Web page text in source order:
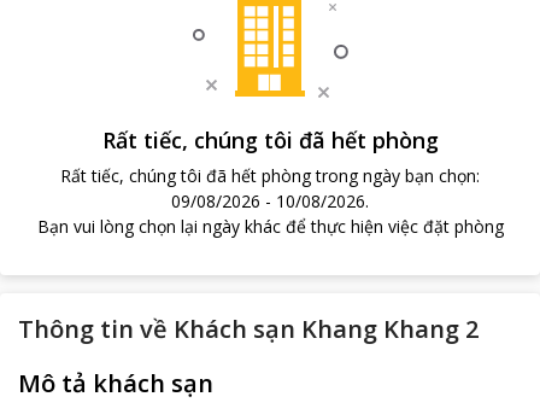
Rất tiếc, chúng tôi đã hết phòng
Rất tiếc, chúng tôi đã hết phòng trong ngày bạn chọn:
09/08/2026 - 10/08/2026.
Bạn vui lòng chọn lại ngày khác để thực hiện việc đặt phòng
Thông tin về Khách sạn Khang Khang 2
Mô tả khách sạn